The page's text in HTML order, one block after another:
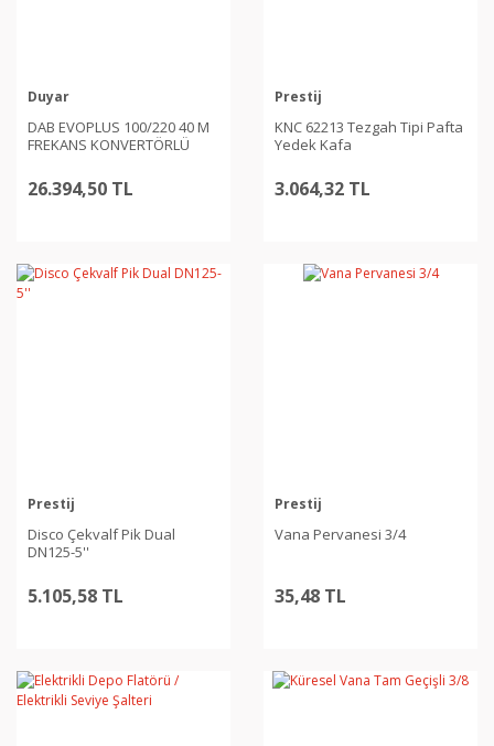
Duyar
DAB EVOPLUS 100/220 40 M
FREKANS KONVERTÖRLÜ
26.394,50 TL
Prestij
KNC 62213 Tezgah Tipi Pafta
Yedek Kafa
3.064,32 TL
Prestij
Disco Çekvalf Pik Dual
DN125-5''
5.105,58 TL
Prestij
Vana Pervanesi 3/4
35,48 TL